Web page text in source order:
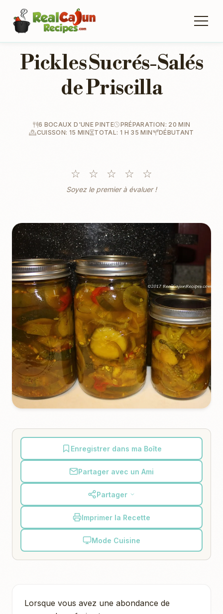
Pickles Sucrés-Salés
de Priscilla
6 BOCAUX D'UNE PINTE
PRÉPARATION: 20 MIN
CUISSON: 15 MIN
TOTAL: 1 H 35 MIN DÉBUTANT
☆ ☆ ☆ ☆ ☆
Soyez le premier à évaluer !
Enregistrer dans ma Boîte
Partager avec un Ami
Partager
Imprimer la Recette
Mode Cuisine
Lorsque vous avez une abondance de